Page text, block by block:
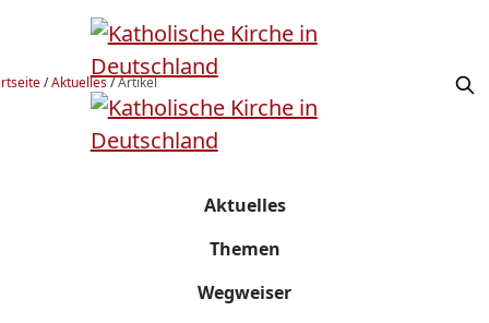
/Aktuelles/Artikel
Aktuelles
Themen
Wegweiser